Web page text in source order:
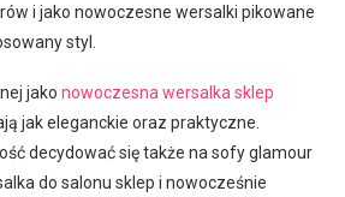
i jako nowoczesne wersalki pikowane
styl.
jako nowoczesna wersalka sklep
jak eleganckie oraz praktyczne.
decydować się także na sofy glamour
do salonu sklep i nowocześnie